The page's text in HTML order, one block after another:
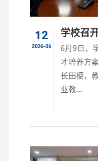
12
2026-06
学校召
培养方
6月9日，
才培养方
长田梗，
业教...